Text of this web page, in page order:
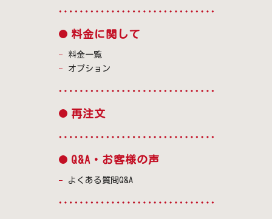
料金に関して
料金一覧
オプション
再注文
Q&A・お客様の声
よくある質問Q&A